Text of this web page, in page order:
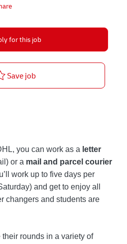
for this job
Save jobPostbote – Minijob /
you can work as a letter
or a mail and parcel courier
work up to five days per
and get to enjoy all
changers and students are
their rounds in a variety of